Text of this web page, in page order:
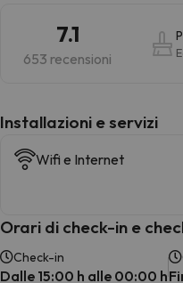
7.1
653 recensioni
Installazioni e servizi
Wifi e Internet
Orari di check-in e
Check-in
Dalle 15:00 h alle 00:00 h